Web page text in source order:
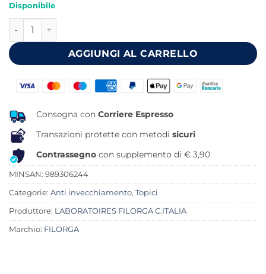
79,00 €.70,93 €.
Disponibile
FILORGA TIME FILLER 5 XP CREME 50 ML quantità
AGGIUNGI AL CARRELLO
Consegna con Corriere Espresso
Transazioni protette con metodi sicuri
Contrassegno con supplemento di € 3,90
MINSAN: 989306244
Categorie: Anti invecchiamento, Topici
Produttore: LABORATOIRES FILORGA C.ITALIA
Marchio: FILORGA